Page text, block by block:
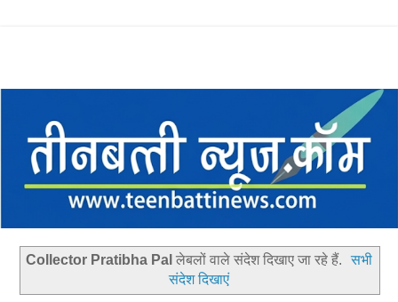
Collector Pratibha Pal लेबलों वाले संदेश दिखाए जा रहे हैं.
सभी
संदेश दिखाएं